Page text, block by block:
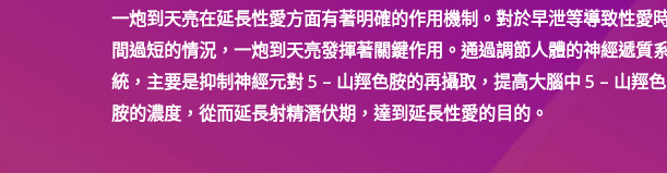
果
如
何？
一炮到天亮在延長性愛方面有著明確的作用機制。對於早泄等導致性愛
間過短的情況，一炮到天亮發揮著關鍵作用。通過調節人體的神經遞質
統，主要是抑制神經元對 5 – 山羥色胺的再攝取，提高大腦中 5 – 山羥色
胺的濃度，從而延長射精潛伏期，達到延長性愛的目的。